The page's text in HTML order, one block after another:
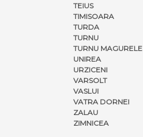
TEIUS
TIMISOARA
TURDA
TURNU
TURNU MAGURELE
UNIREA
URZICENI
VARSOLT
VASLUI
VATRA DORNEI
ZALAU
ZIMNICEA